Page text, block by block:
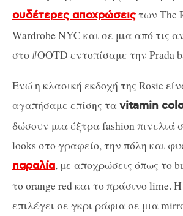
ουδέτερες αποχρώσειςτων The
Wardrobe NYC και σε μια από τις
στο #OOTD εντοπίσαμε την Prada
Ενώ η κλασική εκδοχή της Rosie
αγαπήσαμε επίσης ταvitamin
δώσουν μια έξτρα fashion πινελιά
looks στο γραφείο, την πόλη και
παραλία, με αποχρώσεις όπως το
το orange red και το πράσινο lime.
επιλέγει σε γκρι ράφια σε μια